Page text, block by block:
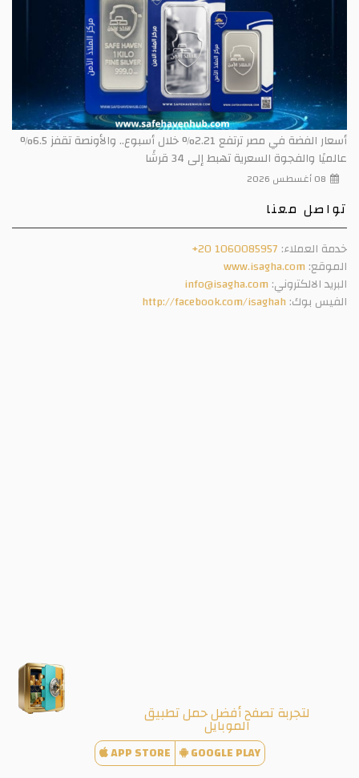
لتجربة تصفح أفضل حمل تطبيق
الموبايل
APP STORE GOOGLE PLAY
أسعار الفضة في مصر ترتفع 2.21% خلال أسبوع.. والأونصة تقفز 6.5%
عالميًا والفجوة السعرية تهبط إلى 34 قرشًا
08 أغسطس 2026
تواصل معنا
خدمة العملاء: +20 1060085957
الموقع: www.isagha.com
البريد الالكتروني: info@isagha.com
الفيس بوك: http://facebook.com/isaghah